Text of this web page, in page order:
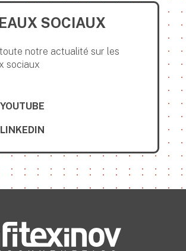
SOCIAUX
notre actualité sur les
sociaux
YOUTUBE
LINKEDIN